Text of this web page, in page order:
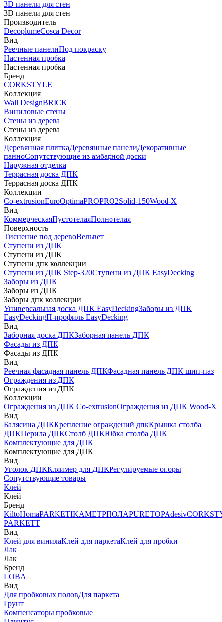
3D панели для стен
3D панели для стен
Производитель
DecoplumeCosca Decor
Вид
Реечные панелиПод покраску
Настенная пробка
Настенная пробка
Бренд
CORKSTYLE
Коллекция
Wall DesignBRICK
Виниловые стены
Стены из дерева
Стены из дерева
Коллекция
Деревянная плиткаДеревянные панелиДекоративные
панноСопутствующие из амбарной доски
Наружная отделка
Террасная доска ДПК
Террасная доска ДПК
Коллекции
Co-extrusionEuroOptimaPROPRO2Solid-150Wood-X
Вид
КоммерческаяПустотелаяПолнотелая
Поверхность
Тиснение под деревоВельвет
Ступени из ДПК
Ступени из ДПК
Ступени дпк коллекции
Ступени из ДПК Step-320Ступени из ДПК EasyDecking
Заборы из ДПК
Заборы из ДПК
Заборы дпк коллекции
Универсальная доска ДПК EasyDeckingЗаборы из ДПК
EasyDeckingП-профиль EasyDecking
Вид
Заборная доска ДПКЗаборная панель ДПК
Фасады из ДПК
Фасады из ДПК
Вид
Реечная фасадная панель ДПКФасадная панель ДПК шип-паз
Ограждения из ДПК
Ограждения из ДПК
Коллекции
Ограждения из ДПК Co-extrusionОграждения из ДПК Wood-X
Вид
Балясина ДПККрепление ограждений дпкКрышка столба
ДПКПерила ДПКСтолб ДПКЮбка столба ДПК
Комплектующие для ДПК
Комплектующие для ДПК
Вид
Уголок ДПККляймер для ДПКРегулируемые опоры
Сопутствующие товары
Клей
Клей
Бренд
KiltoHomaPARKETIKAМЕТРПОЛАPURETOPAdesiv
PARKETT
Вид
Клей для винилаКлей для паркетаКлей для пробки
Лак
Лак
Бренд
LOBA
Вид
Для пробковых половДля паркета
Грунт
Компенсаторы пробковые